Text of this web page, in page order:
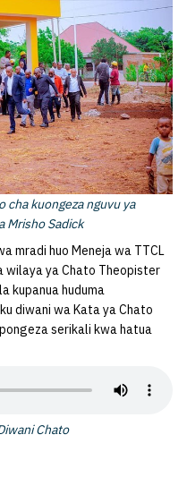
cha kuongeza nguvu ya
Mrisho Sadick
mradi huo Meneja wa TTCL
wilaya ya Chato Theopister
kupanua huduma
diwani wa Kata ya Chato
serikali kwa hatua
Chato